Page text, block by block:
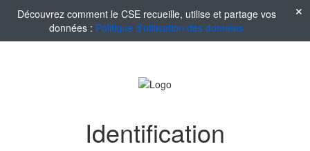
Découvrez comment le CSE recueille, utilise et partage vos
données : Politique d'utilisation des données
Identification